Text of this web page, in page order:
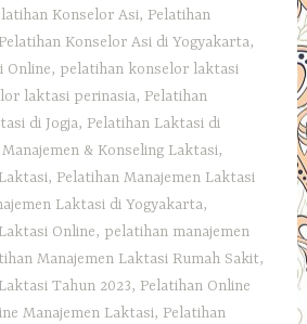
Konselor Asi, Pelatihan
Pelatihan Konselor Asi di Yogyakarta,
Online, pelatihan konselor laktasi
laktasi perinasia, Pelatihan
di Jogja, Pelatihan Laktasi di
& Konseling Laktasi,
, Pelatihan Manajemen Laktasi
Laktasi di Yogyakarta,
Online, pelatihan manajemen
Manajemen Laktasi Rumah Sakit,
Tahun 2023, Pelatihan Online
Manajemen Laktasi, Pelatihan